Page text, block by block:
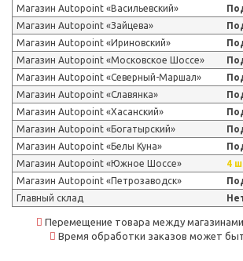
Магазин Autopoint «Васильевский»
Магазин Autopoint «Зайцева»
Магазин Autopoint «Ириновский»
Магазин Autopoint «Московское Шоссе»
Магазин Autopoint «Северный-Маршал»
Магазин Autopoint «Славянка»
Магазин Autopoint «Хасанский»
Магазин Autopoint «Богатырский»
Магазин Autopoint «Белы Куна»
Магазин Autopoint «Южное Шоссе»
4
Магазин Autopoint «Петрозаводск»
Главный склад
Перемещение товара между
Время обработки заказов может